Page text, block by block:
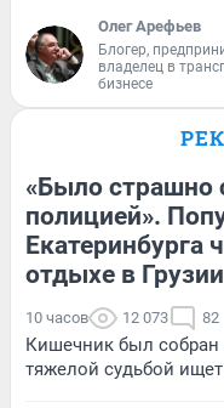
Олег Арефьев
Блогер,
владелец в
бизнесе
«Было страшно
полицией».
Екатеринбурга
отдыхе в Грузии
10 часов 12 073 82
Кишечник был собран
тяжелой судьбой